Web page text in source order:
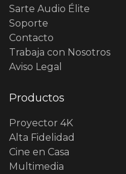
Sarte Audio Élite
Soporte
Contacto
Trabaja con Nosotros
Aviso Legal
Productos
Proyector 4K
Alta Fidelidad
Cine en Casa
Multimedia